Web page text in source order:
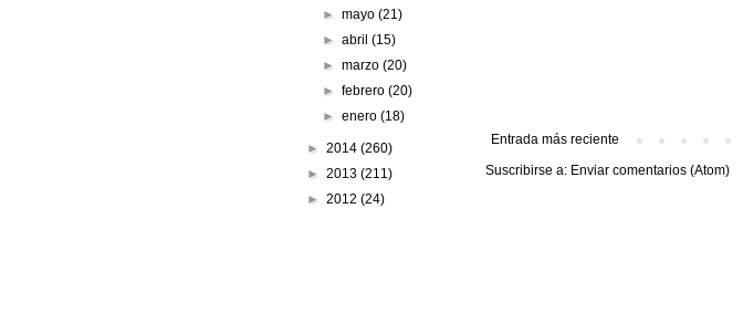
Entrada más reciente
Suscribirse a: Enviar comentarios (Atom)
►mayo(21)
►abril(15)
►marzo(20)
►febrero(20)
►enero(18)
► 2014 (260)
► 2013 (211)
► 2012 (24)